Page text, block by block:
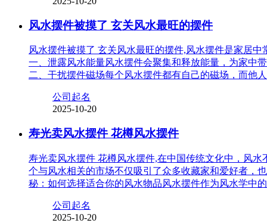
风水摆件被摸了 玄关风水最旺的摆件
风水摆件被摸了 玄关风水最旺的摆件,风水摆件是家居
一、泄露风水能量风水摆件会聚集和释放能量，为家中
二、干扰摆件磁场每个风水摆件都有自己的磁场，而他
公司起名
2025-10-20
寿光卖风水摆件 花樽风水摆件
寿光卖风水摆件 花樽风水摆件,在中国传统文化中，风
个与风水相关的市场不仅吸引了众多收藏家和爱好者，
秘：如何选择适合你的风水物品风水摆件作为风水学中
公司起名
2025-10-20